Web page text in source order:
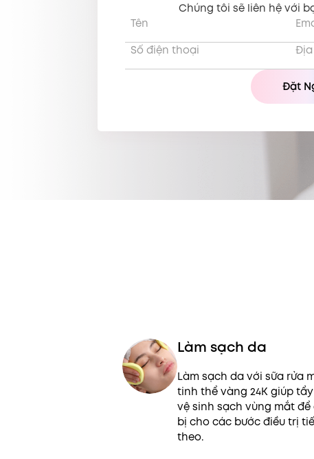
Chúng tôi sẽ liên hệ với
Làm sạch da
Làm sạch da với sữa rửa
tinh thể vàng 24K giúp
vệ sinh sạch vùng mắt để
bị cho các bước điều trị
theo.